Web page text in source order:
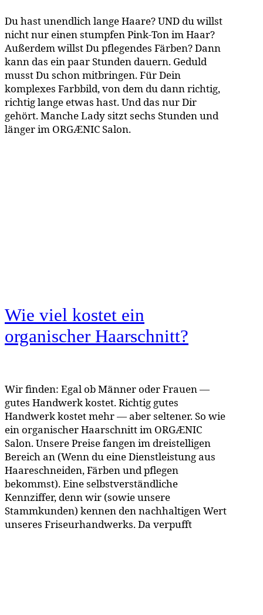
Du hast unendlich lange Haare? UND du willst
nicht nur einen stumpfen Pink-Ton im Haar?
Außerdem willst Du pflegendes Färben? Dann
kann das ein paar Stunden dauern. Geduld
musst Du schon mitbringen. Für Dein
komplexes Farbbild, von dem du dann richtig,
richtig lange etwas hast. Und das nur Dir
gehört. Manche Lady sitzt sechs Stunden und
länger im ORGÆNIC Salon.
Wie viel kostet ein
organischer Haarschnitt?
Wir finden: Egal ob Männer oder Frauen —
gutes Handwerk kostet. Richtig gutes
Handwerk kostet mehr — aber seltener. So wie
ein organischer Haarschnitt im ORGÆNIC
Salon. Unsere Preise fangen im dreistelligen
Bereich an (Wenn du eine Dienstleistung aus
Haareschneiden, Färben und pflegen
bekommst). Eine selbstverständliche
Kennziffer, denn wir (sowie unsere
Stammkunden) kennen den nachhaltigen Wert
unseres Friseurhandwerks. Da verpufft